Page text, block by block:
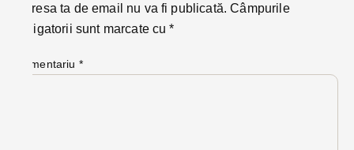
Adresa ta de email nu va fi publicată. Câmpurile
obligatorii sunt marcate cu*
Comentariu *